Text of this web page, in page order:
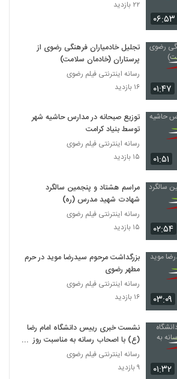
۰۶:۵۳
۲۲ بازدید
۰۱:۴۷
تجلیل خادمیاران فرهنگی رضوی از
پرستاران (خادمان سلامت)
رسانه اینترنتی فیلم رضوی
۱۶ بازدید
۰۱:۵۱
توزیع صبحانه در مدارس حاشیه شهر
توسط بنیاد کرامت
رسانه اینترنتی فیلم رضوی
۱۵ بازدید
۰۲:۵۴
مراسم هشتاد و پنجمین سالگرد
شهادت شهید مدرس (ره)
رسانه اینترنتی فیلم رضوی
۱۵ بازدید
۰۳:۰۹
بزرگداشت مرحوم سیدرضا موید در حرم
مطهر رضوی
رسانه اینترنتی فیلم رضوی
۱۶ بازدید
۰۱:۳۲
نشست خبری رییس دانشگاه امام رضا
(ع) با اصحاب رسانه به مناسبت روز
دانشجو
رسانه اینترنتی فیلم رضوی
۹ بازدید